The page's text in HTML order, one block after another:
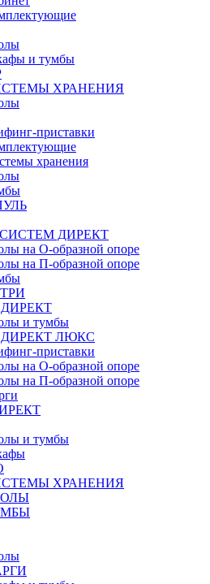
и тумбы
ХРАНЕНИЯ
приставки
хранения
ДИРЕКТ
на О-образной опоре
на П-образной опоре
и тумбы
ЛЮКС
приставки
на О-образной опоре
на П-образной опоре
и тумбы
ХРАНЕНИЯ